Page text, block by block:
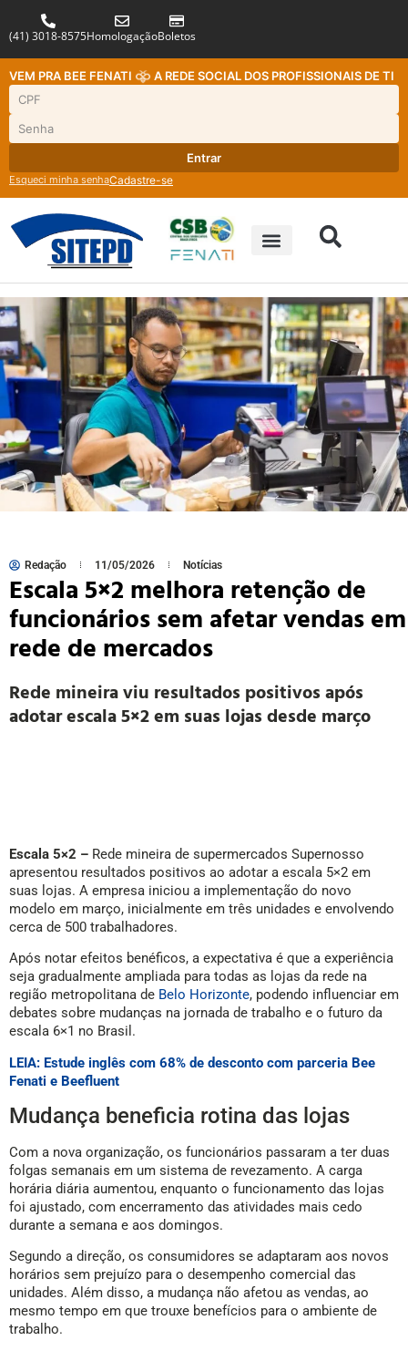
(41) 3018-8575HomologaçãoBoletos
VEM PRA BEE FENATI A REDE SOCIAL DOS PROFISSIONAIS DE TI
Entrar
Esqueci minha senhaCadastre-se
Redação 11/05/2026 Notícias
Escala 5×2 melhora retenção de
funcionários sem afetar vendas em
rede de mercados
Rede mineira viu resultados positivos após
adotar escala 5×2 em suas lojas desde março
Escala 5×2 – Rede mineira de supermercados Supernosso
apresentou resultados positivos ao adotar a escala 5×2 em
suas lojas. A empresa iniciou a implementação do novo
modelo em março, inicialmente em três unidades e envolvendo
cerca de 500 trabalhadores.
Após notar efeitos benéficos, a expectativa é que a experiência
seja gradualmente ampliada para todas as lojas da rede na
região metropolitana de Belo Horizonte, podendo influenciar em
debates sobre mudanças na jornada de trabalho e o futuro da
escala 6×1 no Brasil.
LEIA: Estude inglês com 68% de desconto com parceria Bee
Fenati e Beefluent
Mudança beneficia rotina das lojas
Com a nova organização, os funcionários passaram a ter duas
folgas semanais em um sistema de revezamento. A carga
horária diária aumentou, enquanto o funcionamento das lojas
foi ajustado, com encerramento das atividades mais cedo
durante a semana e aos domingos.
Segundo a direção, os consumidores se adaptaram aos novos
horários sem prejuízo para o desempenho comercial das
unidades. Além disso, a mudança não afetou as vendas, ao
mesmo tempo em que trouxe benefícios para o ambiente de
trabalho.